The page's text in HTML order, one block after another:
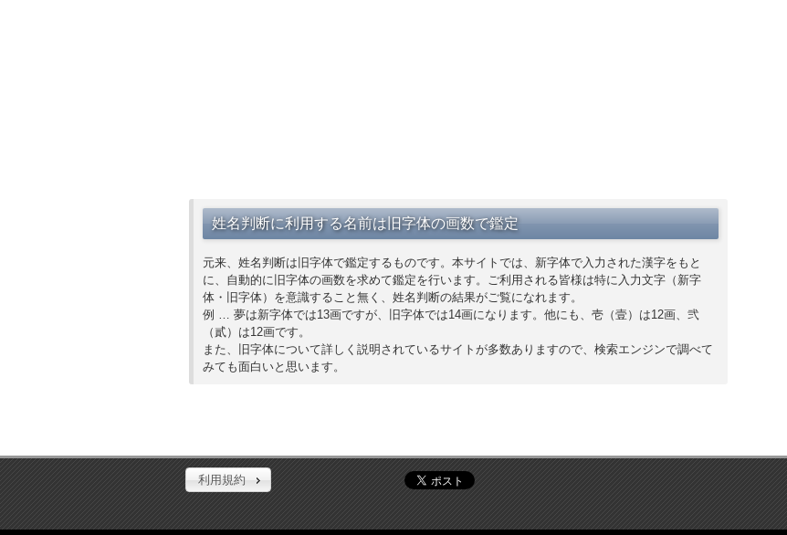
姓名判断に利用する名前は旧字体の画数で鑑定
元来、姓名判断は旧字体で鑑定するものです。本サイトでは、新字体で入力された漢字をもと
に、自動的に旧字体の画数を求めて鑑定を行います。ご利用される皆様は特に入力文字（新字
体・旧字体）を意識すること無く、姓名判断の結果がご覧になれます。
例 … 夢は新字体では13画ですが、旧字体では14画になります。他にも、壱（壹）は12画、弐
（貳）は12画です。
また、旧字体について詳しく説明されているサイトが多数ありますので、検索エンジンで調べて
みても面白いと思います。
利用規約